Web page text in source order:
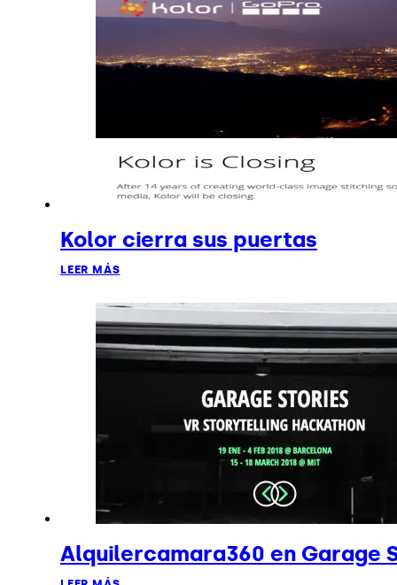
Kolor cierra sus puertas
LEER MÁS
Alquilercamara360 en Garage